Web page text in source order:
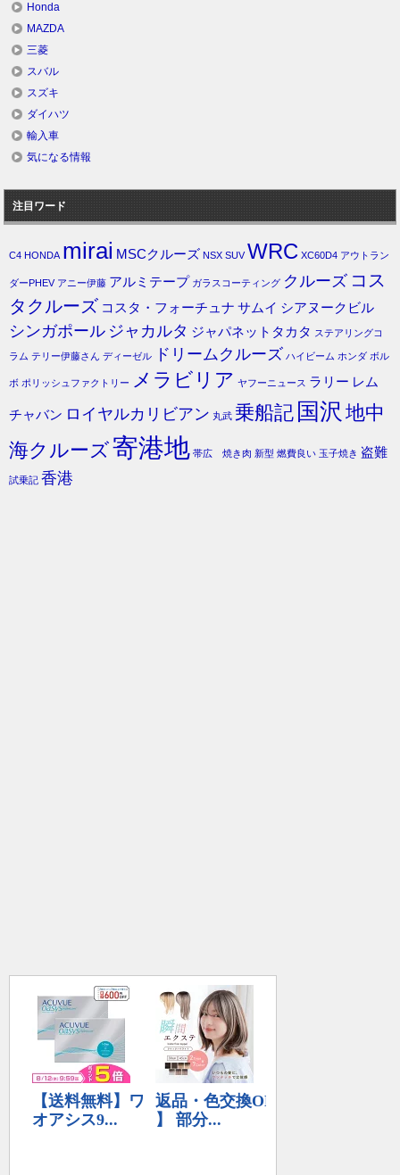
Honda
MAZDA
三菱
スバル
スズキ
ダイハツ
輸入車
気になる情報
注目ワード
C4 HONDA mirai MSCクルーズ NSX SUV WRC XC60D4 アウトラン
ダーPHEV アニー伊藤 アルミテープ ガラスコーティング クルーズ コス
タクルーズ コスタ・フォーチュナ サムイ シアヌークビル
シンガポール ジャカルタ ジャパネットタカタ ステアリングコ
ラム テリー伊藤さん ディーゼル ドリームクルーズ ハイビーム ホンダ ボル
ボ ポリッシュファクトリー メラビリア ヤフーニュース ラリー レム
チャバン ロイヤルカリビアン 丸武 乗船記 国沢 地中
海クルーズ寄港地 帯広 焼き肉 新型 燃費良い 玉子焼き 盗難
試乗記 香港